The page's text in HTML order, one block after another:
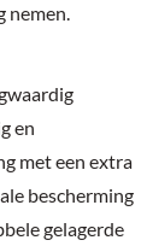
nemen.
en
met een extra
bescherming
gelagerde